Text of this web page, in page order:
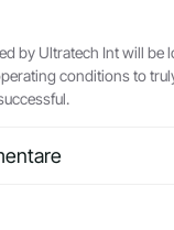
by Ultratech Int will be
conditions to